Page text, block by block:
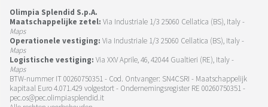
Olimpia Splendid S.p.A.
Maatschappelijke zetel: Via Industriale 1/3 25060 Cellatica (BS), Italy -
Maps
Operationele vestiging: Via Industriale 1/3 25060 Cellatica (BS), Italy -
Maps
Logistische vestiging: Via XXV Aprile, 46, 42044 Gualtieri (RE), Italy -
Maps
BTW-nummer IT 00260750351 - Cod. Ontvanger: SN4CSRI - Maatschappelijk
kapitaal Euro 4.071.429 volgestort - Ondernemingsregister RE 00260750351 -
pec.os@pec.olimpiasplendid.it